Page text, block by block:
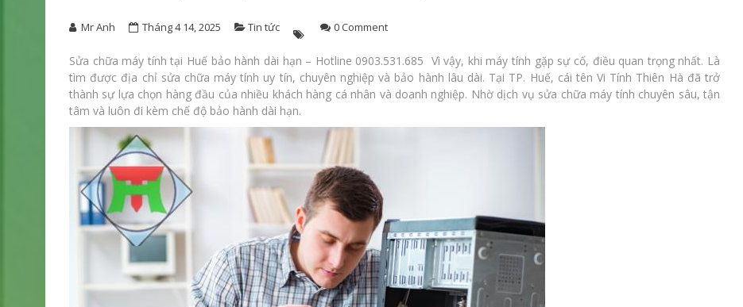
Mr Anh Tháng 4 14, 2025 Tin tức 0 Comment
Sửa chữa máy tính tại Huế bảo hành dài hạn – Hotline 0903.531.685 Vì vậy, khi máy tính gặp sự cố, điều quan trọng nhất. Là
tìm được địa chỉ sửa chữa máy tính uy tín, chuyên nghiệp và bảo hành lâu dài. Tại TP. Huế, cái tên Vi Tính Thiên Hà đã trở
thành sự lựa chọn hàng đầu của nhiều khách hàng cá nhân và doanh nghiệp. Nhờ dịch vụ sửa chữa máy tính chuyên sâu, tận
tâm và luôn đi kèm chế độ bảo hành dài hạn.